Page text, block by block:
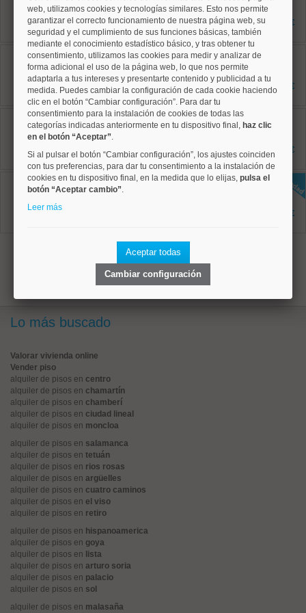
75 m²
2 dormitorios
1 baños
3.000 €
Tetuán, Castillejos
Ref: 50004801
75 m²
2 dormitorios
1 baños
1.650 €
Tetuán, Bellas Vistas
Ref: 50004805
1 baños
1.100 €
Moncloa, Valdezarza
Ref: 50004828
1.550 €
1
Lo más buscado
Valorar vivienda online
Vender piso
alquiler de pisos en centro
alquiler de pisos en chamartín
alquiler de pisos en chamberí
alquiler de pisos en ciudad lineal
alquiler de pisos en moncloa
alquiler de pisos en salamanca
alquiler de pisos en tetuán
alquiler de pisos en rios rosas
alquiler de pisos en argüelles
alquiler de pisos en cuatro caminos
alquiler de pisos en el viso
alquiler de pisos en retiro
alquiler de pisos en hispanoamerica
alquiler de pisos en goya
alquiler de pisos en lista
alquiler de pisos en arturo soria
alquiler de pisos en palacio
alquiler de pisos en sol
alquiler de pisos en malasaña
web, utilizamos cookies y tecnologías similares. Esto nos permite
garantizar el correcto funcionamiento de nuestra página web, su
seguridad y el cumplimiento de sus funciones básicas, también
mediante el conocimiento estadístico básico, y tras obtener tu
consentimiento, utilizamos las cookies para medir y analizar de
forma adicional el uso de la página web, lo que nos permite
adaptarla a tus intereses y presentarte contenido y publicidad a tu
medida. Puedes cambiar la configuración de cada cookie haciendo
clic en el botón “Cambiar configuración”. Para dar tu
consentimiento para la instalación de cookies de todas las
categorías indicadas anteriormente en tu dispositivo final, haz clic
en el botón “Aceptar”.
Si al pulsar el botón “Cambiar configuración”, los ajustes coinciden
con tus preferencias, para dar tu consentimiento a la instalación de
cookies en tu dispositivo final, en la medida que lo elijas, pulsa el
botón “Aceptar cambio”.
Leer más
Aceptar todas
Cambiar configuración